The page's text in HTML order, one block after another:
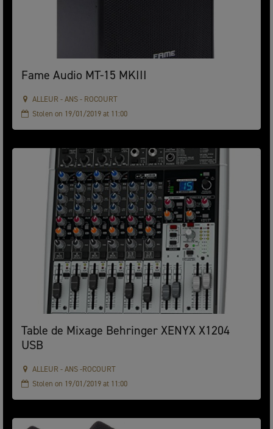
Fame Audio MT-15 MKIII
ALLEUR - ANS - ROCOURT
Stolen on 19/01/2019 at 11:00
Table de Mixage Behringer XENYX X1204
USB
ALLEUR - ANS -ROCOURT
Stolen on 19/01/2019 at 11:00